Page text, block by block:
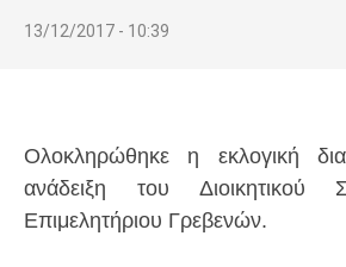
13/12/2017 - 10:39
Ολοκληρώθηκε η εκλογική
ανάδειξη του Διοικητικού
Επιμελητήριου Γρεβενών.